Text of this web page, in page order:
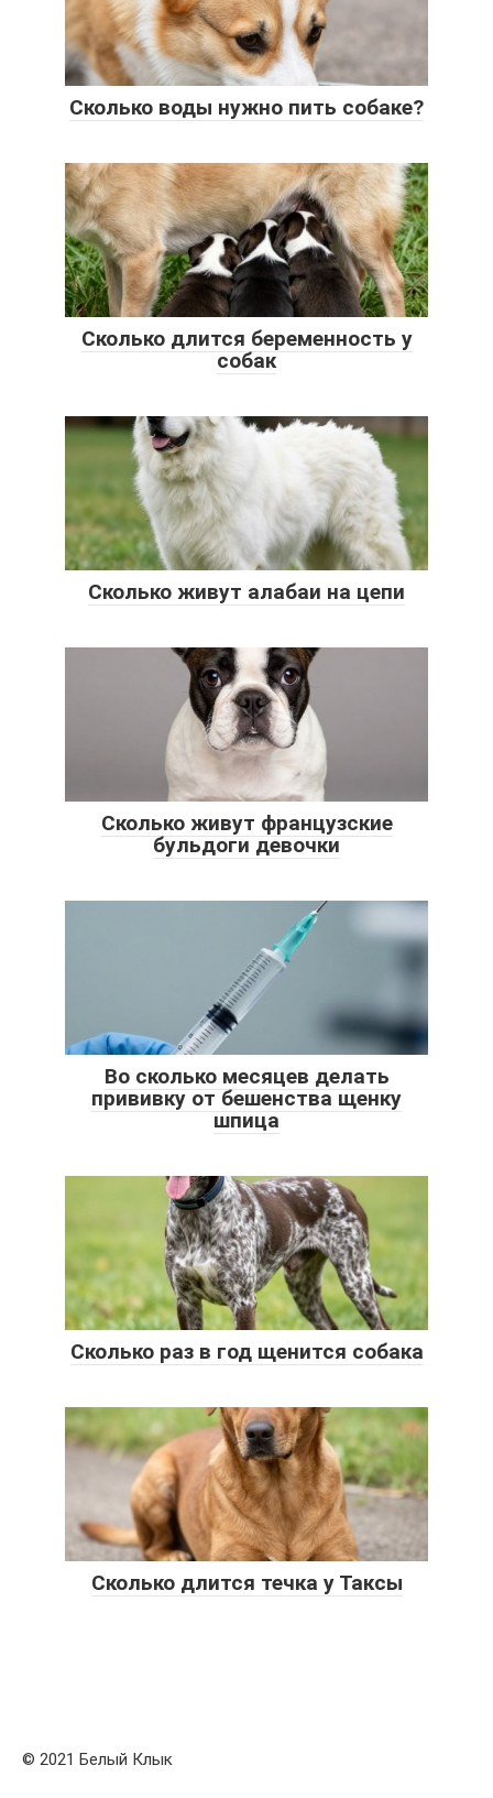
Сколько воды нужно пить собаке?
Сколько длится беременность у
собак
Сколько живут алабаи на цепи
Сколько живут французские
бульдоги девочки
Во сколько месяцев делать
прививку от бешенства щенку
шпица
Сколько раз в год щенится собака
Сколько длится течка у Таксы
© 2021 Белый Клык